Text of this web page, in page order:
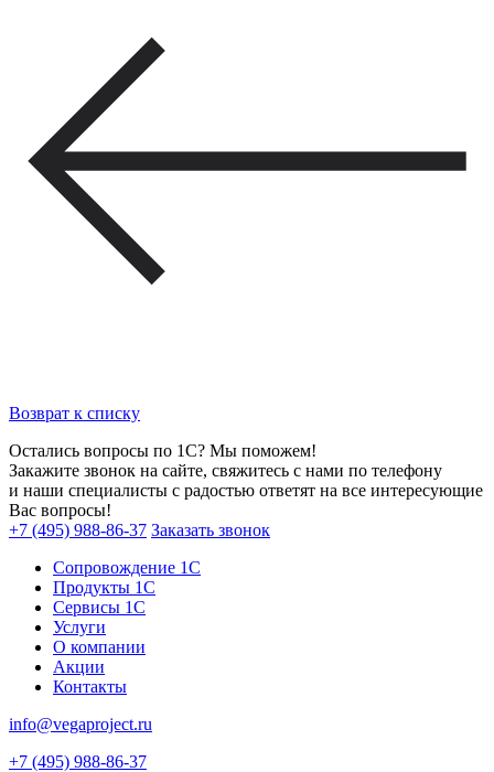
Возврат к списку
Остались вопросы по 1С? Мы поможем!
Закажите звонок на сайте, свяжитесь с нами по телефону
и наши специалисты с радостью ответят на все интересующие
Вас вопросы!
+7 (495) 988-86-37 Заказать звонок
Сопровождение 1С
Продукты 1С
Сервисы 1С
Услуги
О компании
Акции
Контакты
info@vegaproject.ru
+7 (495) 988-86-37